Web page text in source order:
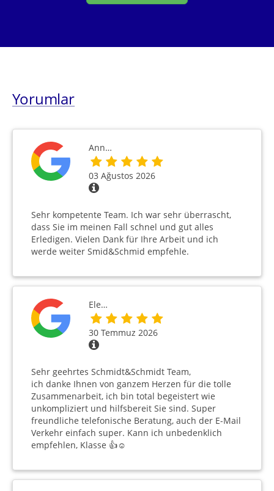
Yorumlar
Ann…
03 Ağustos 2026
Sehr kompetente Team. Ich war sehr überrascht,
dass Sie im meinen Fall schnel und gut alles
Erledigen. Vielen Dank für Ihre Arbeit und ich
werde weiter Smid&Schmid empfehle.
Ele…
30 Temmuz 2026
Sehr geehrtes Schmidt&Schmidt Team,
ich danke Ihnen von ganzem Herzen für die tolle
Zusammenarbeit, ich bin total begeistert wie
unkompliziert und hilfsbereit Sie sind. Super
freundliche telefonische Beratung, auch der E-Mail
Verkehr einfach super. Kann ich unbedenklich
empfehlen, Klasse 👍☺️